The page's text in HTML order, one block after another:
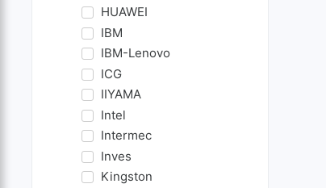
HUAWEI
IBM
IBM-Lenovo
ICG
IIYAMA
Intel
Intermec
Inves
Kingston